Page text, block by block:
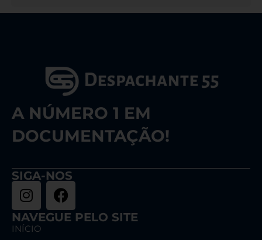
A NÚMERO 1 EM
DOCUMENTAÇÃO!
SIGA-NOS
NAVEGUE PELO SITE
INÍCIO